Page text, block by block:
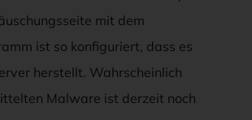
mit dem
ist so konfiguriert, dass es
herstellt. Wahrscheinlich
Malware ist derzeit noch